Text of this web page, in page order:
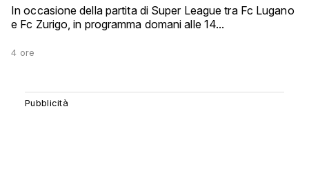
In occasione della partita di Super League tra Fc Lugano
e Fc Zurigo, in programma domani alle 14...
4 ore